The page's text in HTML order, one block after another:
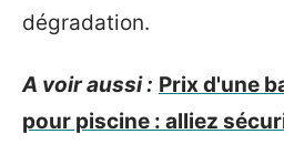
dégradation.
A voir aussi : Prix d'une
pour piscine : alliez